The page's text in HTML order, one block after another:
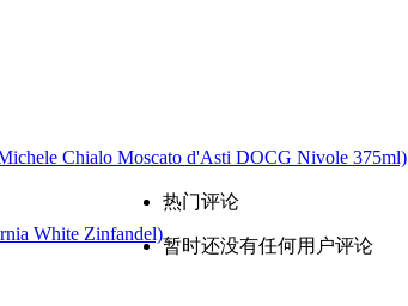
Chialo Moscato d'Asti DOCG Nivole 375ml)
White Zinfandel)
热门评论
暂时还没有任何用户评论